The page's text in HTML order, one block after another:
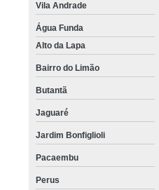
Vila Andrade
Água Funda
Alto da Lapa
Bairro do Limão
Butantã
Jaguaré
Jardim Bonfiglioli
Pacaembu
Perus